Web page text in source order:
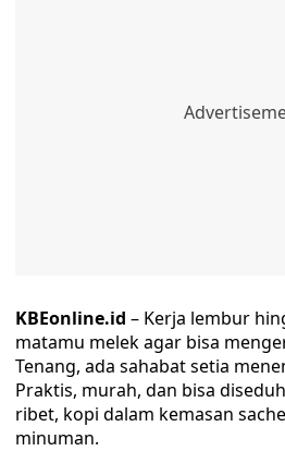
KBEonline.id – Kerja lembur
matamu melek agar bisa
Tenang, ada sahabat setia
Praktis, murah, dan bisa
ribet, kopi dalam kemasan
minuman.